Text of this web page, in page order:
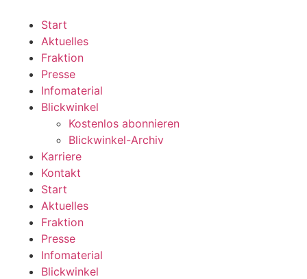
wechseln
Start
Aktuelles
Fraktion
Presse
Infomaterial
Blickwinkel
Kostenlos abonnieren
Blickwinkel-Archiv
Karriere
Kontakt
Start
Aktuelles
Fraktion
Presse
Infomaterial
Blickwinkel